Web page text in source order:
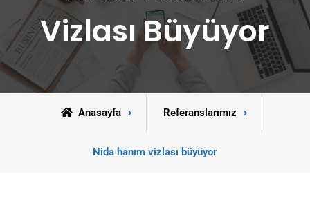
Vizlası Büyüyor
Anasayfa Referanslarımız
Nida hanım vizlası büyüyor